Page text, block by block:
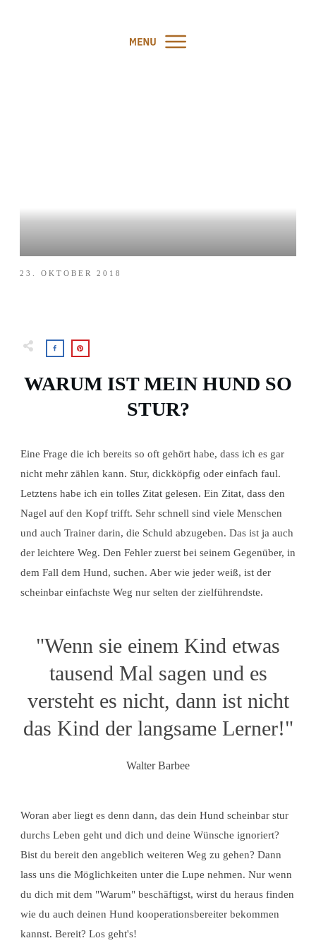
23. OKTOBER 2018
WARUM IST MEIN HUND SO
STUR?
Eine Frage die ich bereits so oft gehört habe, dass ich es gar
nicht mehr zählen kann. Stur, dickköpfig oder einfach faul.
Letztens habe ich ein tolles Zitat gelesen. Ein Zitat, dass den
Nagel auf den Kopf trifft. Sehr schnell sind viele Menschen
und auch Trainer darin, die Schuld abzugeben. Das ist ja auch
der leichtere Weg. Den Fehler zuerst bei seinem Gegenüber, in
dem Fall dem Hund, suchen. Aber wie jeder weiß, ist der
scheinbar einfachste Weg nur selten der zielführendste.
"Wenn sie einem Kind etwas
tausend Mal sagen und es
versteht es nicht, dann ist nicht
das Kind der langsame Lerner!"
Walter Barbee
Woran aber liegt es denn dann, das dein Hund scheinbar stur
durchs Leben geht und dich und deine Wünsche ignoriert?
Bist du bereit den angeblich weiteren Weg zu gehen? Dann
lass uns die Möglichkeiten unter die Lupe nehmen. Nur wenn
du dich mit dem "Warum" beschäftigst, wirst du heraus finden
wie du auch deinen Hund kooperationsbereiter bekommen
kannst. Bereit? Los geht's!